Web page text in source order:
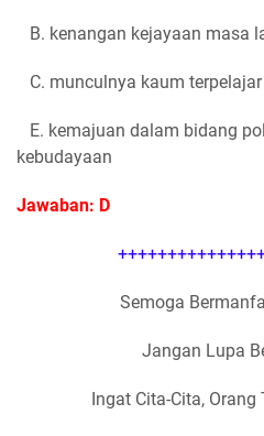
B. kenangan kejayaan masa
C. munculnya kaum terpelajar
E. kemajuan dalam bidang
kebudayaan
Jawaban: D
Semoga
Jangan Lupa
Ingat Cita-Cita, Orang